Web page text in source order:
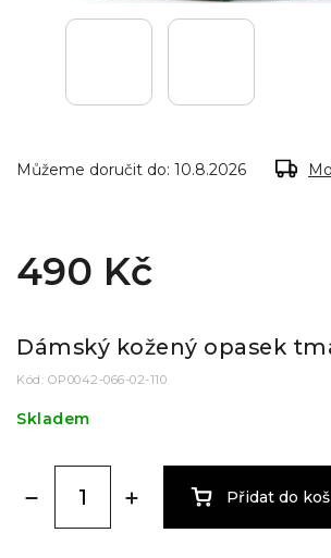
Můžeme doručit do: 10.8.2026
490 Kč
Dámský kožený opasek
Kód: OP0042-066-02-110
Skladem
Přidat do